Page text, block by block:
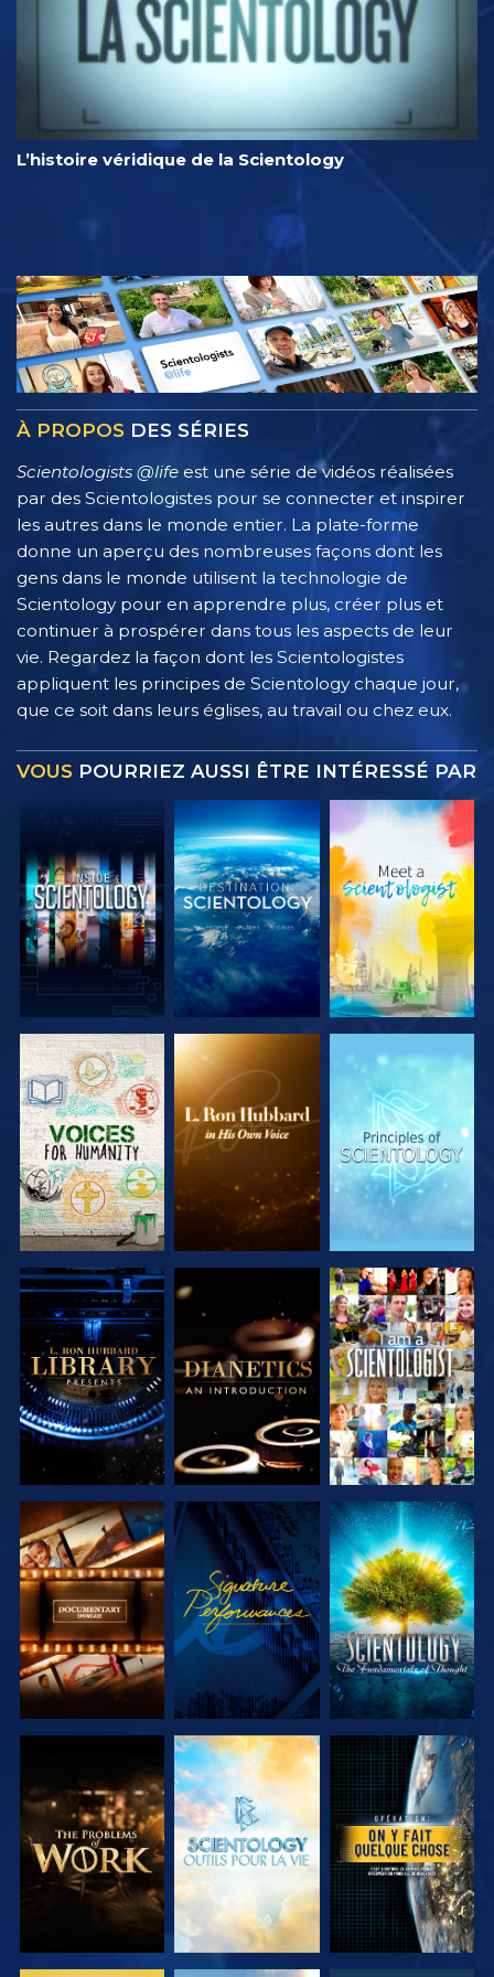
L’histoire véridique de la Scientology
À PROPOS DES SÉRIES
Scientologists @life est une série de vidéos réalisées
par des Scientologistes pour se connecter et inspirer
les autres dans le monde entier. La plate-forme
donne un aperçu des nombreuses façons dont les
gens dans le monde utilisent la technologie de
Scientology pour en apprendre plus, créer plus et
continuer à prospérer dans tous les aspects de leur
vie. Regardez la façon dont les Scientologistes
appliquent les principes de Scientology chaque jour,
que ce soit dans leurs églises, au travail ou chez eux.
VOUS POURRIEZ AUSSI ÊTRE INTÉRESSÉ PAR
DÉCOUVRIR
LES SÉRIES
DÉCOUVRIR
LES SÉRIES
DÉCOUVRIR
LES SÉRIES
DÉCOUVRIR
LES SÉRIES
DÉCOUVRIR
LES SÉRIES
REGARDER
DÉCOUVRIR
LES SÉRIES
REGARDER
DÉCOUVRIR
LES SÉRIES
DÉCOUVRIR
LES SÉRIES
DÉCOUVRIR
LES SÉRIES
REGARDER